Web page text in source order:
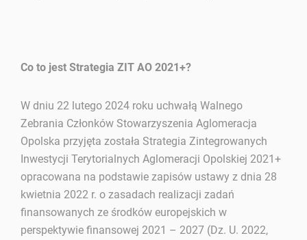
Co to jest Strategia ZIT AO 2021+?
W dniu 22 lutego 2024 roku uchwałą Walnego
Zebrania Członków Stowarzyszenia Aglomeracja
Opolska przyjęta została Strategia Zintegrowanych
Inwestycji Terytorialnych Aglomeracji Opolskiej 2021+
opracowana na podstawie zapisów ustawy z dnia 28
kwietnia 2022 r. o zasadach realizacji zadań
finansowanych ze środków europejskich w
perspektywie finansowej 2021 – 2027 (Dz. U. 2022,